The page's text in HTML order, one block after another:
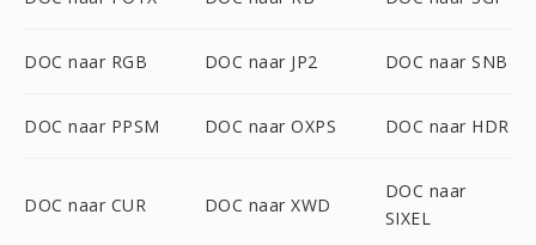
DOC naar RGB DOC naar JP2 DOC naar SNB
DOC naar PPSM DOC naar OXPS DOC naar HDR
DOC naar CUR DOC naar XWD
DOC naar
SIXEL